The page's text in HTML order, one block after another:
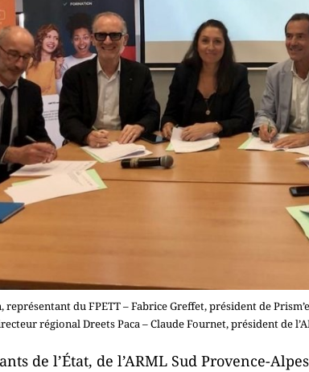
représentant du FPETT – Fabrice Greffet, président de
régional Dreets Paca – Claude Fournet, président de
de l’État, de l’ARML Sud Provence-